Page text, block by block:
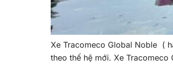
Xe Tracomeco Global Noble (
theo thế hệ mới. Xe